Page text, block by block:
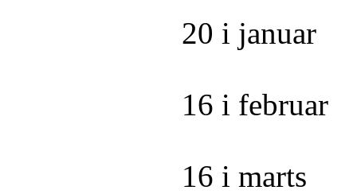
20 i januar
16 i februar
16 i marts